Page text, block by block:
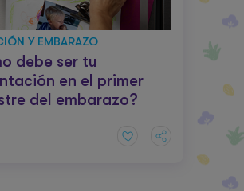
Y EMBARAZO
debe ser tu
en el primer
del embarazo?